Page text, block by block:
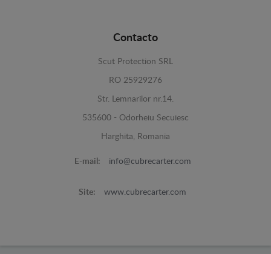
Contacto
Scut Protection SRL
RO 25929276
Str. Lemnarilor nr.14.
535600 - Odorheiu Secuiesc
Harghita, Romania
E-mail: info@cubrecarter.com
Site: www.cubrecarter.com